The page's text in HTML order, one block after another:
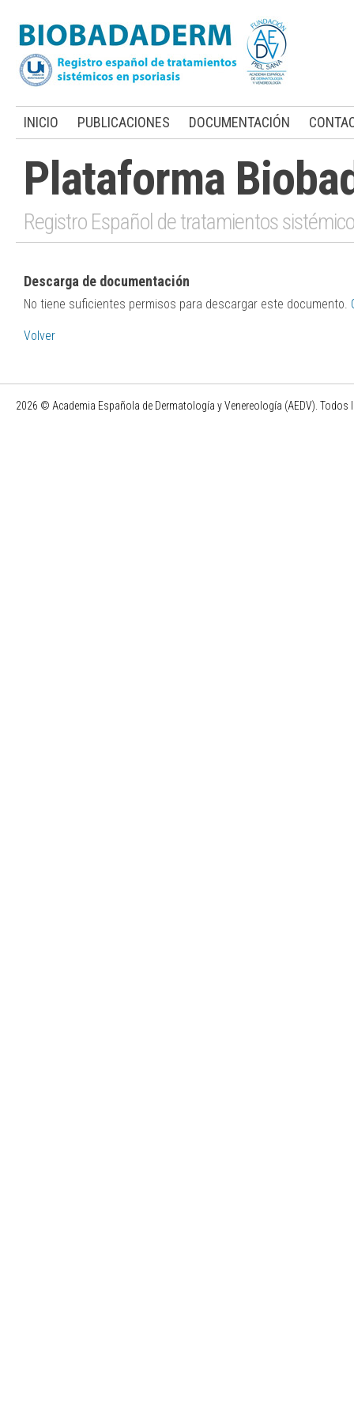
INICIO PUBLICACIONES DOCUMENTACIÓN
Plataforma
Registro Español de tratamientos
Descarga de documentación
No tiene suficientes permisos para descargar este documento.
Volver
2026 © Academia Española de Dermatología y Venereología (AEDV). Todos